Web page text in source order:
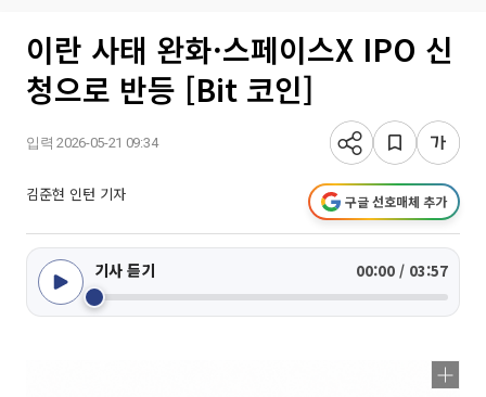
이란 사태 완화·스페이스X IPO 신
청으로 반등 [Bit 코인]
입력 2026-05-21 09:34
김준현 인턴 기자 구글 선호매체 추가
기사 듣기 00:00 / 03:57